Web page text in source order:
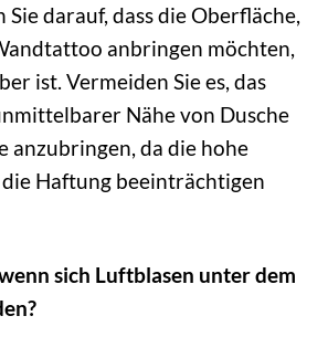
Sie darauf, dass die Oberfläche,
anbringen möchten,
ist. Vermeiden Sie es, das
Nähe von Dusche
anzubringen, da die hohe
Haftung beeinträchtigen
sich Luftblasen unter dem